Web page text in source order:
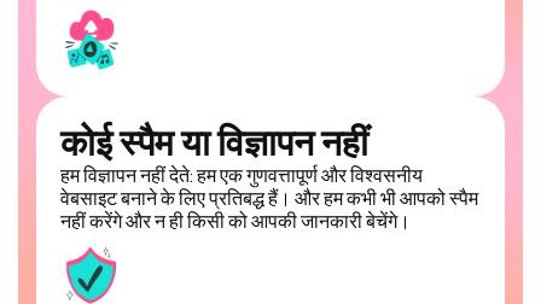
कोई स्पैम या विज्ञापन नहीं
हम विज्ञापन नहीं देते: हम एक गुणवत्तापूर्ण और विश्वसनीय
वेबसाइट बनाने के लिए प्रतिबद्ध हैं। और हम कभी भी आपको स्पैम
नहीं करेंगे और न ही किसी को आपकी जानकारी बेचेंगे।